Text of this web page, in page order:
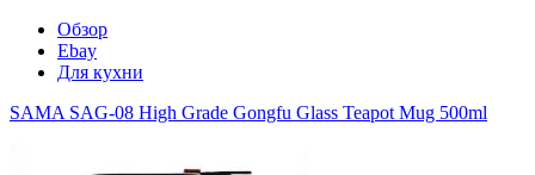
Обзор
Ebay
Для кухни
SAMA SAG-08 High Grade Gongfu Glass Teapot Mug 500ml